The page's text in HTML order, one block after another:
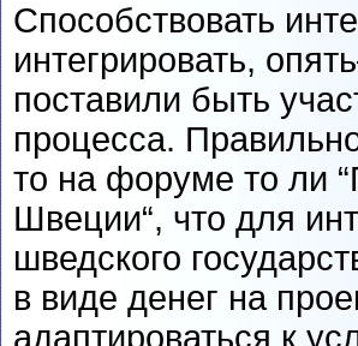
Способствовать
интегрировать,
поставили быть
процесса.
то на форуме то ли
Швеции“, что для
шведского
в виде денег на
адаптироваться к